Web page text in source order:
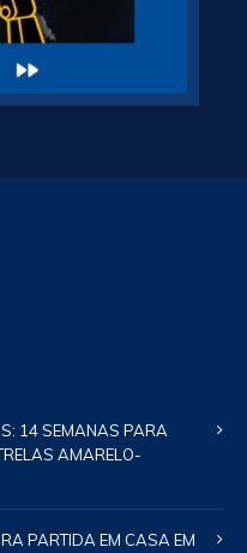
14 SEMANAS PARA
AMARELO-
PARTIDA EM CASA EM